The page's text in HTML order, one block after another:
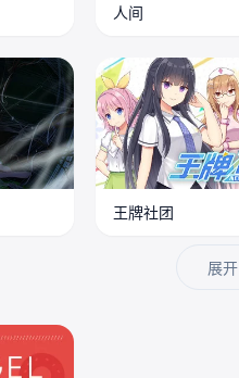
人间
王牌社团
展开